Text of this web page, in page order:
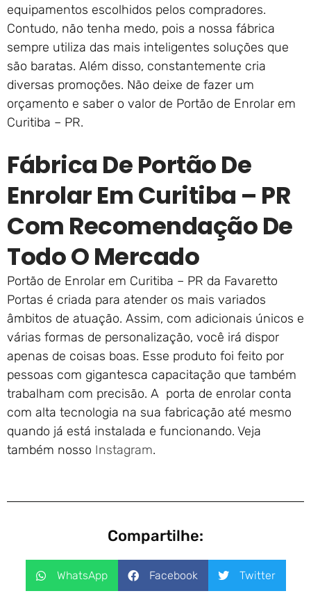
equipamentos escolhidos pelos compradores.
Contudo, não tenha medo, pois a nossa fábrica
sempre utiliza das mais inteligentes soluções que
são baratas. Além disso, constantemente cria
diversas promoções. Não deixe de fazer um
orçamento e saber o valor de Portão de Enrolar em
Curitiba – PR.
Fábrica De Portão De
Enrolar Em Curitiba – PR
Com Recomendação De
Todo O Mercado
Portão de Enrolar em Curitiba – PR da Favaretto
Portas é criada para atender os mais variados
âmbitos de atuação. Assim, com adicionais únicos e
várias formas de personalização, você irá dispor
apenas de coisas boas. Esse produto foi feito por
pessoas com gigantesca capacitação que também
trabalham com precisão. A porta de enrolar conta
com alta tecnologia na sua fabricação até mesmo
quando já está instalada e funcionando. Veja
também nosso Instagram.
Compartilhe:
WhatsApp Facebook Twitter